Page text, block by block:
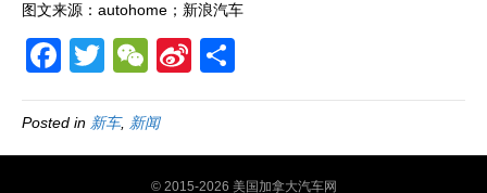
图文来源：autohome；新浪汽车
F
a
c
e
T
wi
tt
er
W
e
C
h
Si
n
W
h
e
Posted in 新车, 新闻
© 2015-2026 美国加拿大汽车网